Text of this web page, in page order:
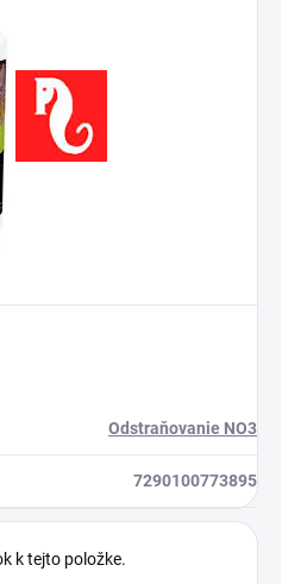
Odstraňovanie NO3
7290100773895
k tejto položke.